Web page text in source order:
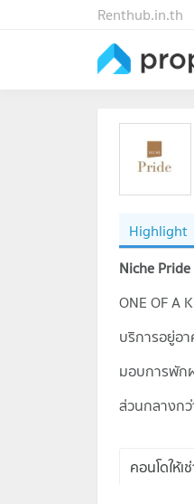
Renthub.in.th
Highlight
Niche
ONE OF A
บริการอยู่อ
มอบการพัก
ส่วนกลางก